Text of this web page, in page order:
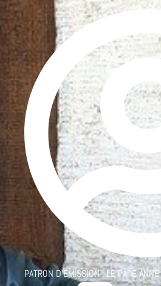
PATRON D'ÉMISSION :LE PAPE ANNE